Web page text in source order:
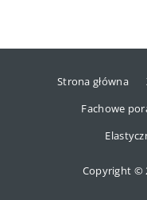
Strona główna
Fachowe
Copyright ©